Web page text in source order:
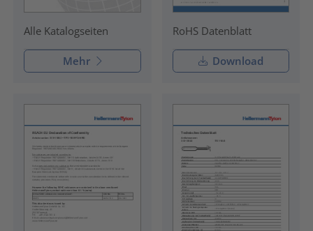
Alle Katalogseiten
Mehr
RoHS Datenblatt
Download